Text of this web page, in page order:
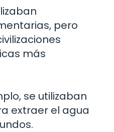
pero
más
se utilizaban
extraer el agua